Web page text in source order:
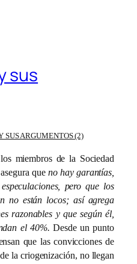
sus
SUS ARGUMENTOS (2)
miembros de la Sociedad
que no hay garantías,
pero que los
no están locos; así agrega
razonables y que según él,
el 40%. Desde un punto
que las convicciones de
la criogenización, no llegan